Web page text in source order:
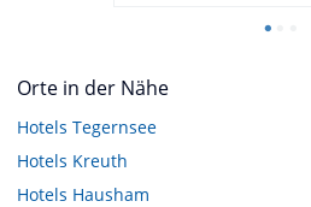
Orte in der Nähe
Hotels Tegernsee
Hotels Kreuth
Hotels Hausham